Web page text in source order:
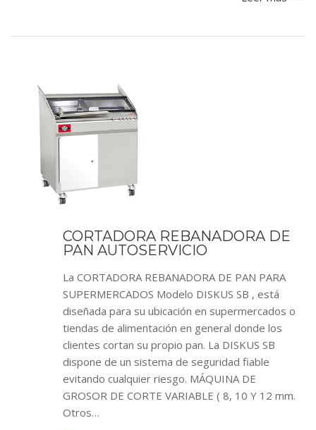
CORTADORA REBANADORA DE
PAN AUTOSERVICIO
La CORTADORA REBANADORA DE PAN PARA
SUPERMERCADOS Modelo DISKUS SB , está
diseñada para su ubicación en supermercados o
tiendas de alimentación en general donde los
clientes cortan su propio pan. La DISKUS SB
dispone de un sistema de seguridad fiable
evitando cualquier riesgo. MÁQUINA DE
GROSOR DE CORTE VARIABLE ( 8, 10 Y 12 mm.
Otros…